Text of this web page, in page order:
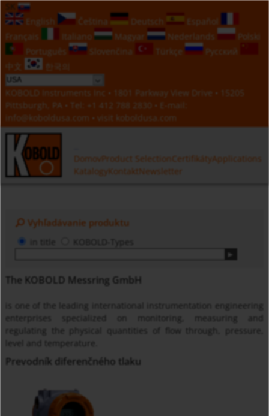
SK
English
Čeština Deutsch
Español
Français
Italiano Magyar Nederlands
Polski
Português
Slovenčina Türkçe
Русский
中文
한국의
KOBOLD Instruments Inc • 1801 Parkway View Drive • 15205
Pittsburgh, PA • Tel:
+1 412 788 2830 • E-mail:
info@koboldusa.com • visit koboldusa.com
DomovProduct Selection CertifikátyApplications
KatalogyKontaktNewsletter
Vyhľadávanie produktu
KOBOLD-Types
The KOBOLD Messring GmbH
is one of the leading international instrumentation engineering
enterprises specialized on monitoring, measuring and
regulating the physical quantities of flow through, pressure,
level and temperature.
Prevodník diferenčného tlaku